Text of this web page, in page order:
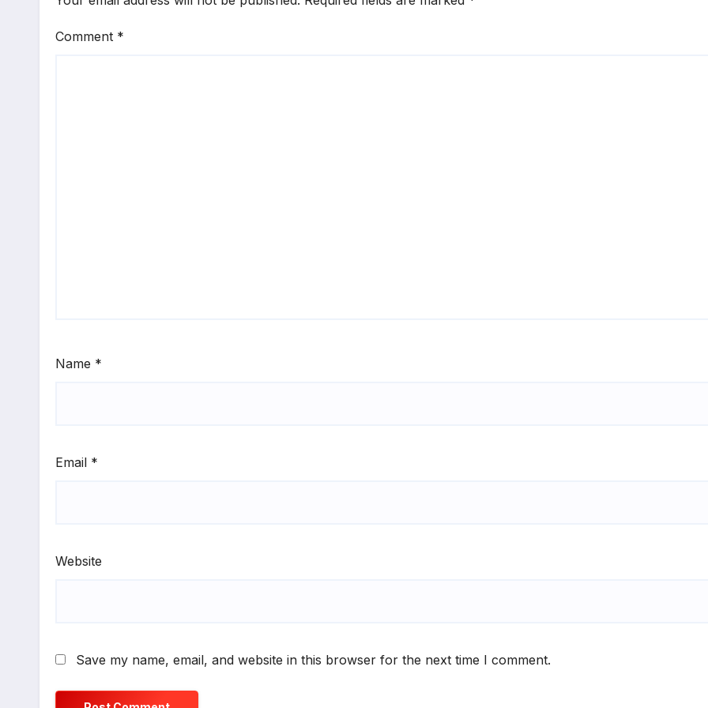
Comment *
Name *
Email *
Website
Save my name, email, and website in this browser for the next time I comment.